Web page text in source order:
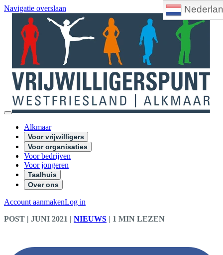
Navigatie overslaan
Alkmaar
Voor vrijwilligers
Voor organisaties
Voor bedrijven
Voor jongeren
Taalhuis
Over ons
Account aanmakenLog in
POST | JUNI 2021 | NIEUWS | 1 MIN LEZEN